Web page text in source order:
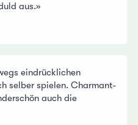
aus.»
eindrücklichen
selber spielen. Charmant-
auch die